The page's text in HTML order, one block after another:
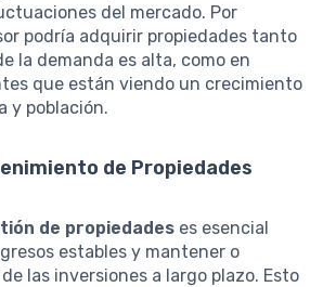
del mercado. Por
podría adquirir propiedades tanto
la demanda es alta, como en
que están viendo un crecimiento
y población.
de Propiedades
de propiedades es esencial
estables y mantener o
las inversiones a largo plazo. Esto